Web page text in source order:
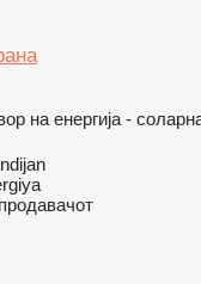
на енергија -